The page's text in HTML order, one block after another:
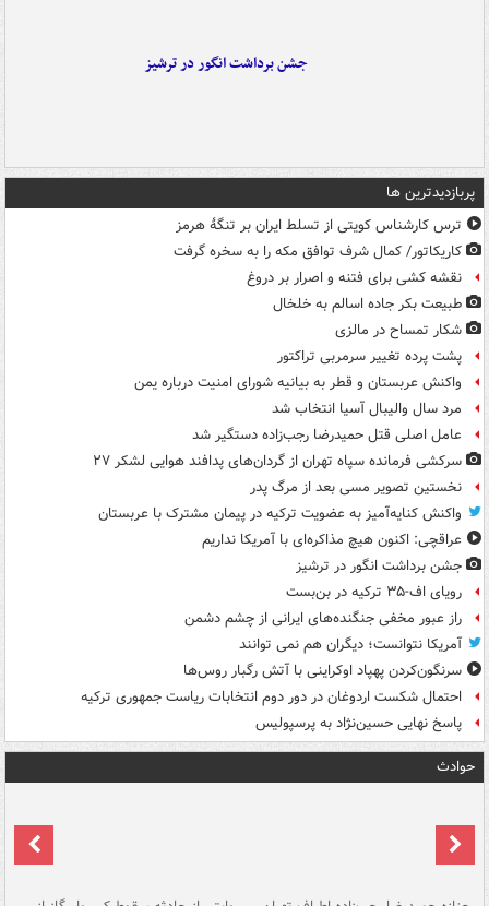
جشن برداشت انگور در ترشیز
پربازدیدترین ها
ترس کارشناس کویتی از تسلط ایران بر تنگۀ هرمز
کاریکاتور/ کمال شرف توافق مکه را به سخره گرفت
نقشه کشی برای فتنه و اصرار بر دروغ
طبیعت بکر جاده اسالم به خلخال
شکار تمساح در مالزی
پشت پرده تغییر سرمربی تراکتور
واکنش عربستان و قطر به بیانیه شورای امنیت درباره یمن
مرد سال والیبال آسیا انتخاب شد
عامل اصلی قتل حمیدرضا رجب‌زاده دستگیر شد
سرکشی فرمانده سپاه تهران از گردان‌های پدافند هوایی لشکر ۲۷
نخستین تصویر مسی بعد از مرگ پدر
واکنش کنایه‌آمیز به عضویت ترکیه در پیمان مشترک با عربستان
عراقچی: اکنون هیچ مذاکره‌ای با آمریکا نداریم
جشن برداشت انگور در ترشیز
رویای اف-۳۵ ترکیه در بن‌بست
راز عبور مخفی جنگنده‌های ایرانی از چشم دشمن
آمریکا نتوانست؛ دیگران هم نمی توانند
سرنگون‌کردن پهپاد اوکراینی با آتش رگبار روس‌ها
احتمال شکست اردوغان در دور دوم انتخابات ریاست جمهوری ترکیه
پاسخ نهایی حسین‌نژاد به پرسپولیس
حوادث